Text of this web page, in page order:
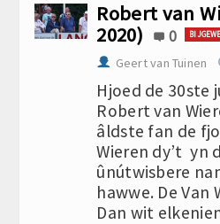
Robert van
2020)
0
Geert van Tuinen
Hjoed de 30ste
Robert van
âldste fan de
Wieren dy’t yn
ûnútwisbere
hawwe. De Van
Dan wit